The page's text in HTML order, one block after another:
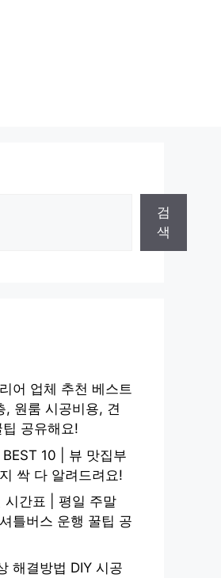
검
색
어 업체 추천 베스트
, 원룸 시공비용, 견
공유해요!
10 | 뷰 맛집부
싹 다 알려드려요!
시간표 | 평일 주말
틀버스 운행 꿀팁 공
해결방법 DIY 시공